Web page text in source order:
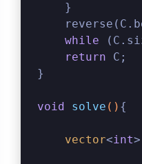
    }
while
return C;
}
void solve () {
vector<int